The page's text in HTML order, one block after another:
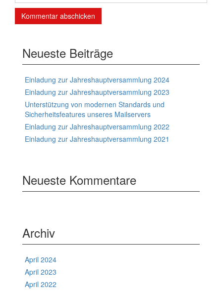
Neueste Beiträge
Einladung zur Jahreshauptversammlung 2024
Einladung zur Jahreshauptversammlung 2023
Unterstützung von modernen Standards und
Sicherheitsfeatures unseres Mailservers
Einladung zur Jahreshauptversammlung 2022
Einladung zur Jahreshauptversammlung 2021
Neueste Kommentare
Archiv
April 2024
April 2023
April 2022